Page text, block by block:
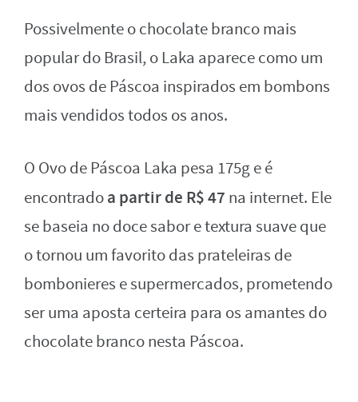
Possivelmente o chocolate branco mais
popular do Brasil, o Laka aparece como um
dos ovos de Páscoa inspirados em bombons
mais vendidos todos os anos.
O Ovo de Páscoa Laka pesa 175g e é
encontradoa partir de R$ 47 na internet. Ele
se baseia no doce sabor e textura suave que
o tornou um favorito das prateleiras de
bombonieres e supermercados, prometendo
ser uma aposta certeira para os amantes do
chocolate branco nesta Páscoa.